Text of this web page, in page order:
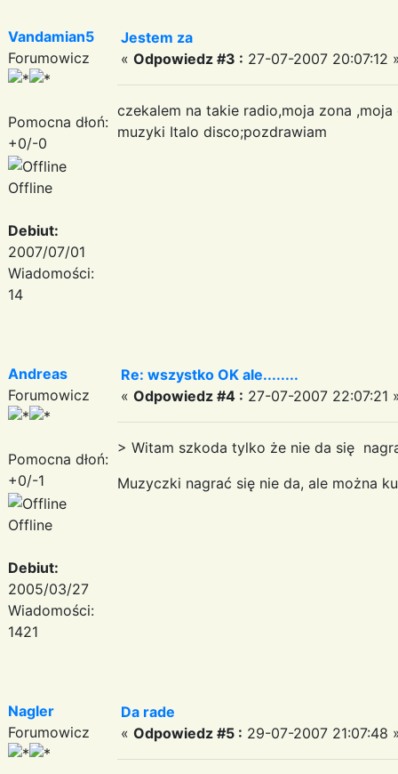
Vandamian5
Forumowicz
Pomocna dłoń:
+0/-0
Offline
Debiut:
2007/07/01
Wiadomości:
14
Jestem za
« Odpowiedz #3 : 27-07-2007 20:07:12
czekalem na takie radio,moja zona
muzyki Italo disco;pozdrawiam
Andreas
Forumowicz
Pomocna dłoń:
+0/-1
Offline
Debiut:
2005/03/27
Wiadomości:
1421
Re: wszystko OK ale........
« Odpowiedz #4 : 27-07-2007 22:07:21
> Witam szkoda tylko że nie da się
Muzyczki nagrać się nie da, ale można
Nagler
Forumowicz
Da rade
« Odpowiedz #5 : 29-07-2007 21:07:48